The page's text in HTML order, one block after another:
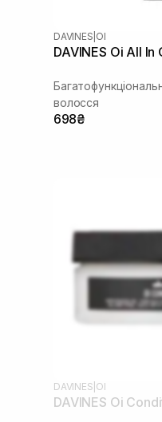
DAVINES OI
DAVINES Oi All
волосся
698₴
DAVINES OI
DAVINES Oi